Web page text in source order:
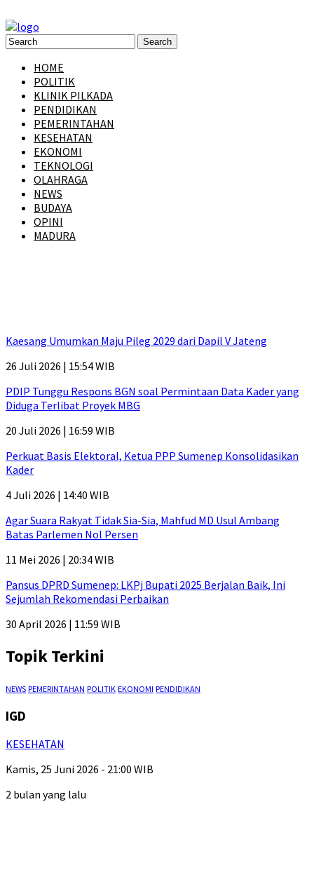
HOME
POLITIK
KLINIK PILKADA
PENDIDIKAN
PEMERINTAHAN
KESEHATAN
EKONOMI
TEKNOLOGI
OLAHRAGA
NEWS
BUDAYA
OPINI
MADURA
Kaesang Umumkan Maju Pileg 2029 dari Dapil V Jateng
26 Juli 2026 | 15:54 WIB
PDIP Tunggu Respons BGN soal Permintaan Data Kader yang
Diduga Terlibat Proyek MBG
20 Juli 2026 | 16:59 WIB
Perkuat Basis Elektoral, Ketua PPP Sumenep Konsolidasikan
Kader
4 Juli 2026 | 14:40 WIB
Agar Suara Rakyat Tidak Sia-Sia, Mahfud MD Usul Ambang
Batas Parlemen Nol Persen
11 Mei 2026 | 20:34 WIB
Pansus DPRD Sumenep: LKPj Bupati 2025 Berjalan Baik, Ini
Sejumlah Rekomendasi Perbaikan
30 April 2026 | 11:59 WIB
Topik Terkini
NEWS PEMERINTAHAN POLITIK EKONOMI PENDIDIKAN
IGD
KESEHATAN
Kamis, 25 Juni 2026 - 21:00 WIB
2 bulan yang lalu